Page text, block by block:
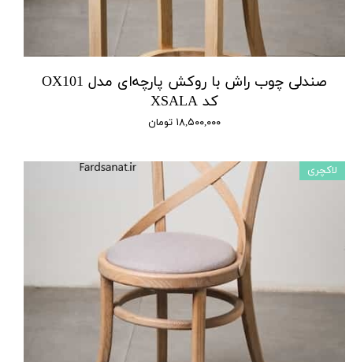
صندلی چوب راش با روکش پارچه‌ای مدل OX101
کد XSALA
۱۸,۵۰۰,۰۰۰ تومان
لاکچری